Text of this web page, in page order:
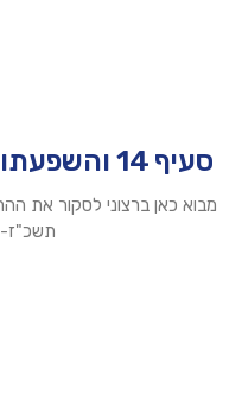
סעיף 14 והשפעתו על תשלום פיצויי פיטורים
תשכ"ז-1963. אם להעמיק